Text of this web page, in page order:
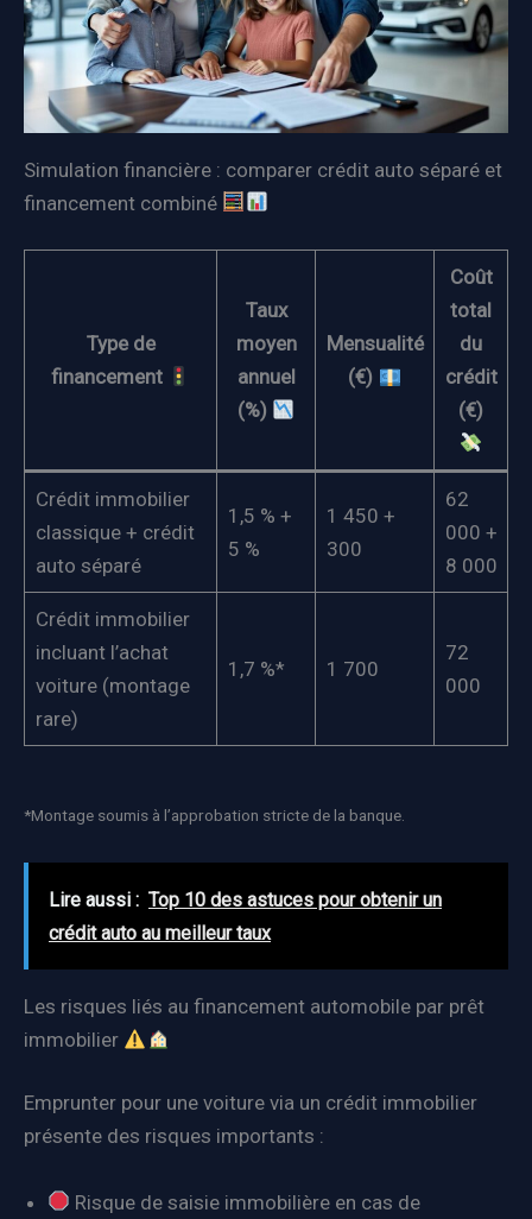
Simulation financière : comparer crédit auto séparé et
financement combiné
Type de
financement
Taux
moyen
annuel
(%)
Mensualité
(€)
Coût
total
du
crédit
(€)
Crédit immobilier
classique + crédit
auto séparé
1,5 % +
5 %
1 450 +
300
62
000 +
8 000
Crédit immobilier
incluant l’achat
voiture (montage
rare)
1,7 %* 1 700
72
000
*Montage soumis à l’approbation stricte de la banque.
Lire aussi : Top 10 des astuces pour obtenir un
crédit auto au meilleur taux
Les risques liés au financement automobile par prêt
immobilier
Emprunter pour une voiture via un crédit immobilier
présente des risques importants :
Risque de saisie immobilière en cas de